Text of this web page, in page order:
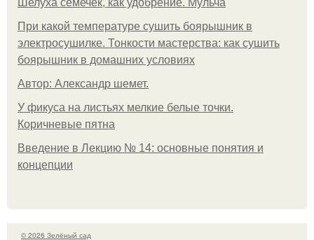
Автор: Александр шемет.
У фикуса на листьях мелкие белые точки.
Коричневые пятна
Введение в Лекцию № 14: основные понятия и
концепции
© 2026 Зелёный сад